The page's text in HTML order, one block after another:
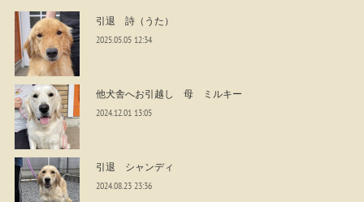
引退 詩（うた）
2025.05.05 12:34
他犬舎へお引越し 母 ミルキー
2024.12.01 13:05
引退 シャンディ
2024.08.23 23:36